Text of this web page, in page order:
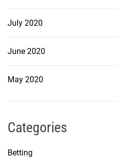
July 2020
June 2020
May 2020
Categories
Betting